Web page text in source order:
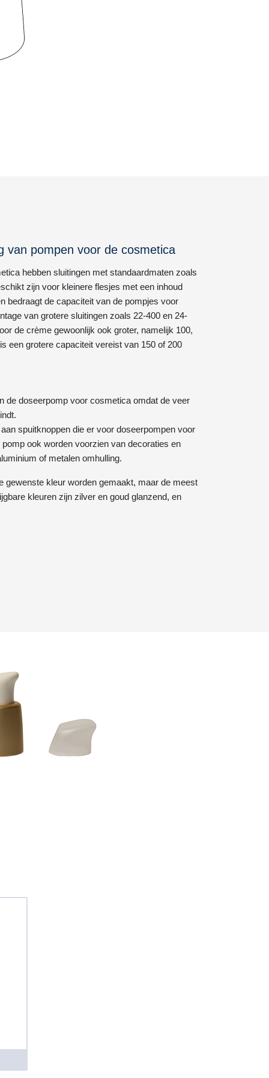
van pompen voor de cosmetica
hebben sluitingen met standaardmaten zoals
zijn voor kleinere flesjes met een inhoud
bedraagt de capaciteit van de pompjes voor
van grotere sluitingen zoals 22-400 en 24-
de crème gewoonlijk ook groter, namelijk 100,
een grotere capaciteit vereist van 150 of 200
de doseerpomp voor cosmetica omdat de veer
spuitknoppen die er voor doseerpompen voor
ook worden voorzien van decoraties en
of metalen omhulling.
gewenste kleur worden gemaakt, maar de meest
kleuren zijn zilver en goud glanzend, en